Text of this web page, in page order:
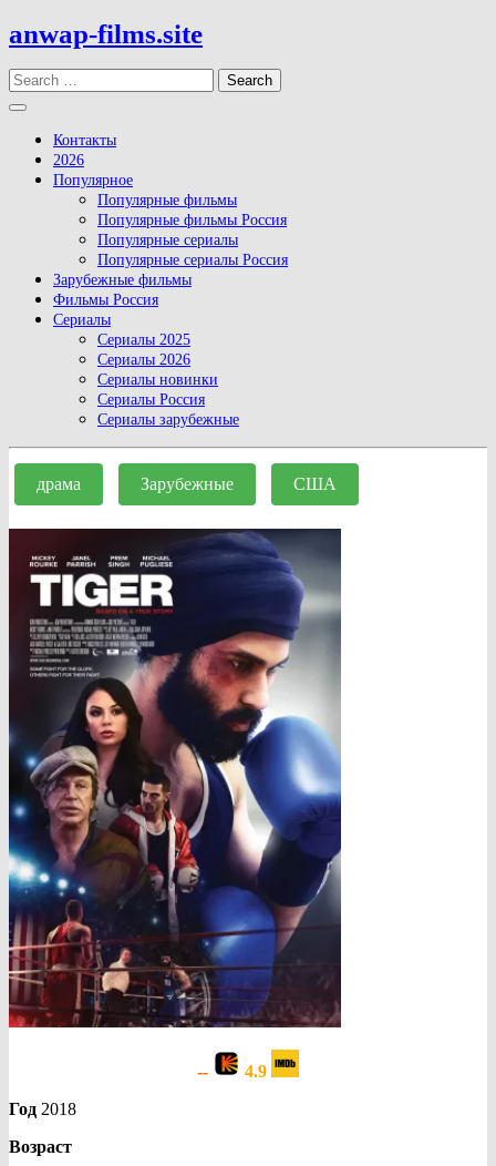
Skip
to
content
anwap-films.site
Search
Open
Button
Контакты
2026
Популярное
Популярные фильмы
Популярные фильмы Россия
Популярные сериалы
Популярные сериалы Россия
Зарубежные фильмы
Фильмы Россия
Сериалы
Сериалы 2025
Сериалы 2026
Сериалы новинки
Сериалы Россия
Сериалы зарубежные
Close
Button
драма Зарубежные США
--
4.9
Год 2018
Возраст